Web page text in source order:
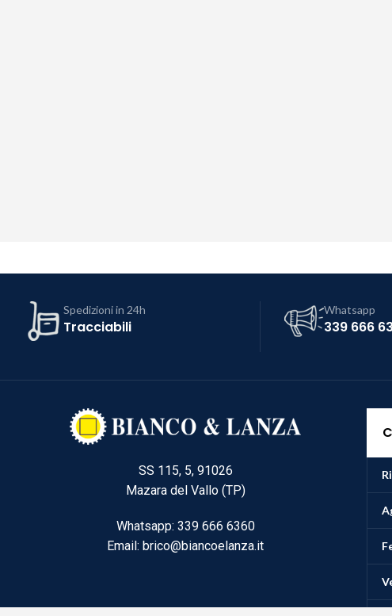
Spedizioni in 24h
Tracciabili
Whatsapp
339 666
SS 115, 5, 91026
Mazara del Vallo (TP)
Whatsapp: 339 666 6360
Email: brico@biancoelanza.it